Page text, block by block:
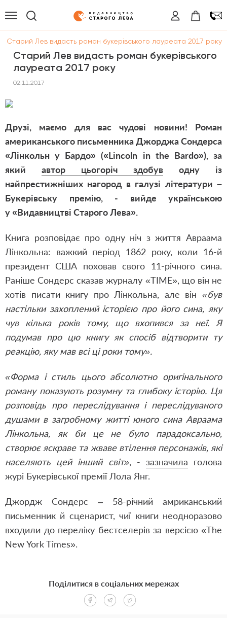
Старий Лев видасть роман букерівського лауреата 2017 року
Старий Лев видасть роман букерівського
лауреата 2017 року
02.11.2017
Друзі, маємо для вас чудові новини! Роман
американського письменника Джорджа Сондерса
«Лінкольн у Бардо» («Lincoln in the Bardo»), за
який автор цьогоріч здобув одну із
найпрестижніших нагород в галузі літератури –
Букерівську премію, - вийде українською
у«Видавництві Старого Лева».
Книга розповідає про одну ніч з життя Авраама
Лінкольна: важкий період 1862 року, коли 16-й
президент США поховав свого 11-річного сина.
Раніше Сондерс сказав журналу «TIME», що він не
хотів писати книгу про Лінкольна, але він «був
настільки захоплений історією про його сина, яку
чув кілька років тому, що вхопився за неї. Я
подумав про цю книгу як спосіб відтворити ту
реакцію, яку мав всі ці роки тому».
«Форма і стиль цього абсолютно оригінального
роману показують розумну та глибоку історію. Ця
розповідь про переслідування і переслідуваного
душами в загробному житті юного сина Авраама
Лінкольна, як би це не було парадоксально,
створює яскраве та жваве втілення персонажів, які
населяють цей інший світ», - зазначила голова
журі Букерівської премії Лола Янг.
Джордж Сондерс – 58-річний амриканський
письменник й сценарист, чиї книги неодноразово
входили до переліку бестселерів за версією «The
New York Times».
Поділитися в соціальних мережах